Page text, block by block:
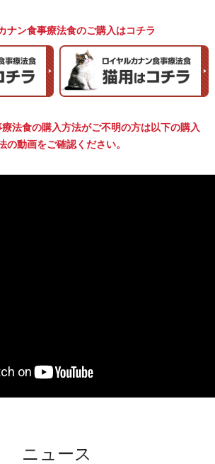
ナン食事療法食のご購入はコチラ
法食の購入方法がご不明の方は以下の購入
の動画をご確認ください。
ニュース